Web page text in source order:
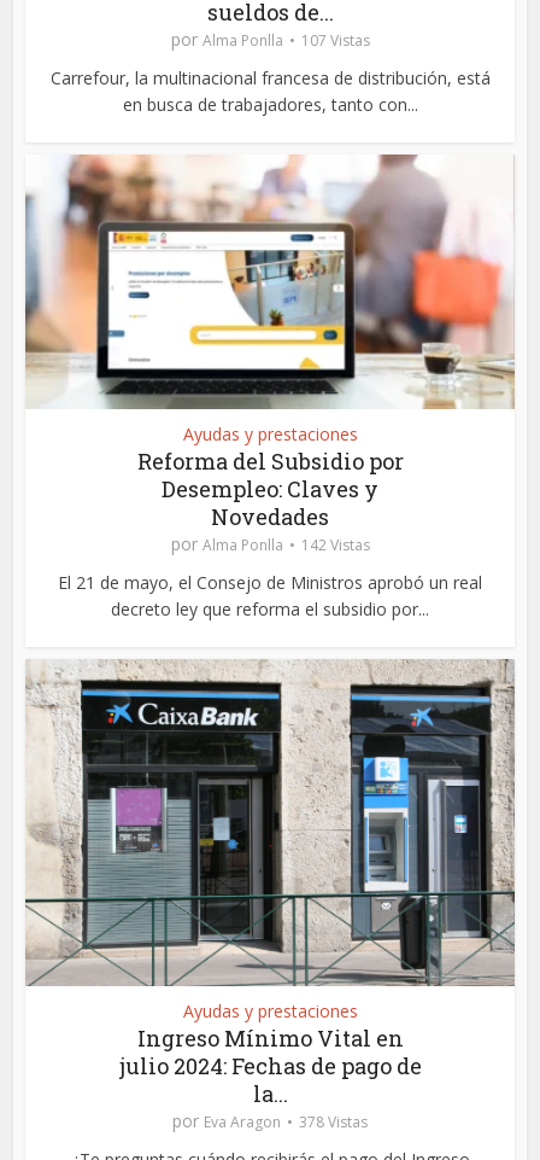
sueldos de...
por Alma Ponlla 107 Vistas
Carrefour, la multinacional francesa de distribución, está
en busca de trabajadores, tanto con...
Ayudas y prestaciones
Reforma del Subsidio por
Desempleo: Claves y
Novedades
por Alma Ponlla 142 Vistas
El 21 de mayo, el Consejo de Ministros aprobó un real
decreto ley que reforma el subsidio por...
Ayudas y prestaciones
Ingreso Mínimo Vital en
julio 2024: Fechas de pago de
la...
por Eva Aragon 378 Vistas